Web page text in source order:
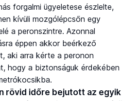
forgalmi ügyeletese észlelte,
kívüli mozgólépcsőn egy
a peronszintre. Azonnal
éppen akkor beérkező
aki arra kérte a peronon
hogy a biztonságuk érdekében
rövid időre bejutott az egyik